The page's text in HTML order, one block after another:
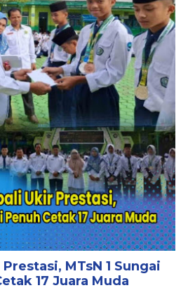
MTsN 1 Sungai
17 Juara Muda